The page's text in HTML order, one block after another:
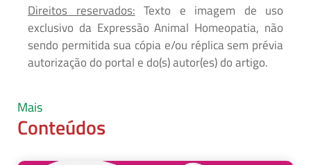
Direitos reservados: Texto e imagem de uso
exclusivo da Expressão Animal Homeopatia, não
sendo permitida sua cópia e/ou réplica sem prévia
autorização do portal e do(s) autor(es) do artigo.
Mais
Conteúdos